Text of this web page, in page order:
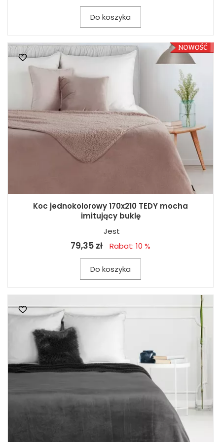
Do koszyka
Koc jednokolorowy 170x210 TEDY mocha
imitujący buklę
Jest
79,35 zł Rabat: 10 %
Do koszyka